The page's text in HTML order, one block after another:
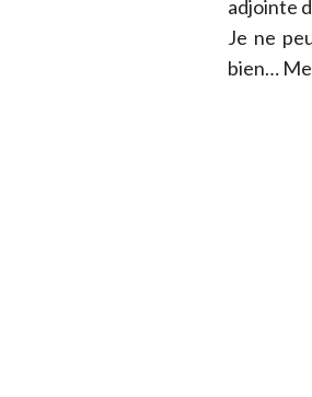
adjointe
Je ne
bien…